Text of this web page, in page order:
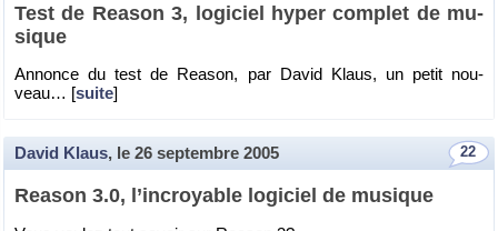
Test de Rea­son 3, lo­gi­ciel hyper com­plet de mu­
sique
An­nonce du test de Rea­son, par David Klaus, un petit nou­
veau… [suite]
22
David Klaus, le 26 septembre 2005
Rea­son 3.0, l’in­croyable lo­gi­ciel de mu­sique